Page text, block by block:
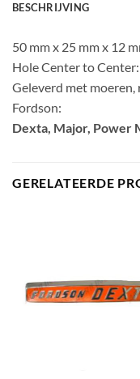
BESCHRIJVING
50 mm x 25 mm x 12
Hole Center to
Geleverd met moeren,
Fordson:
Dexta, Major, Power
GERELATEERDE